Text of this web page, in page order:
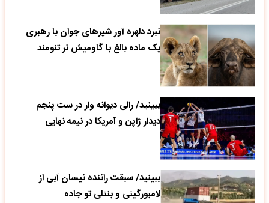
نبرد دلهره آور شیرهای جوان با رهبری
یک ماده بالغ با گاومیش نر تنومند
ببینید/ رالی دیوانه وار در ست پنجم
دیدار ژاپن و آمریکا در نیمه نهایی
ببینید/ سبقت راننده نیسان آبی از
لامبورگینی و بنتلی تو جاده